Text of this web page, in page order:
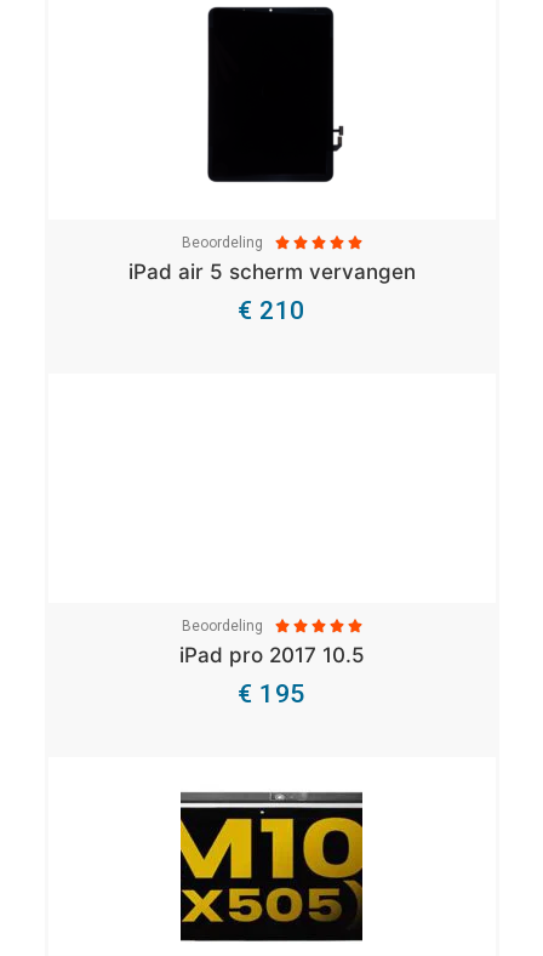
Beoordeling     
iPad air 5 scherm vervangen
€ 210
Bekijk Details
Beoordeling     
iPad pro 2017 10.5
€ 195
Bekijk Details